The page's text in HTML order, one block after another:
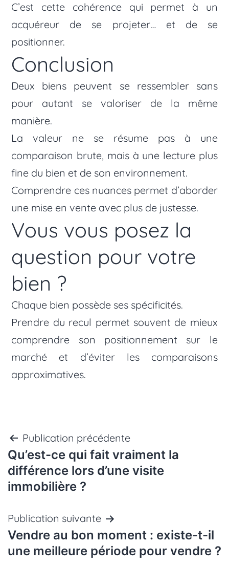
C’est cette cohérence qui permet à un
acquéreur de se projeter… et de se
positionner.
Conclusion
Deux biens peuvent se ressembler sans
pour autant se valoriser de la même
manière.
La valeur ne se résume pas à une
comparaison brute, mais à une lecture plus
fine du bien et de son environnement.
Comprendre ces nuances permet d’aborder
une mise en vente avec plus de justesse.
Vous vous posez la
question pour votre
bien ?
Chaque bien possède ses spécificités.
Prendre du recul permet souvent de mieux
comprendre son positionnement sur le
marché et d’éviter les comparaisons
approximatives.
Navigation
de
l’article
Publication précédente
Qu’est-ce qui fait vraiment la
différence lors d’une visite
immobilière ?
Publication suivante
Vendre au bon moment : existe-t-il
une meilleure période pour vendre ?